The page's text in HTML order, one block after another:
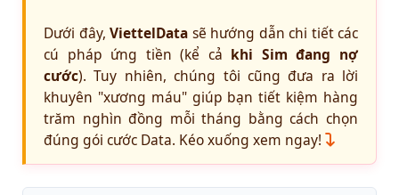
Dưới đây, ViettelData sẽ hướng dẫn chi tiết các
cú pháp ứng tiền (kể cả khi Sim đang nợ
cước). Tuy nhiên, chúng tôi cũng đưa ra lời
khuyên "xương máu" giúp bạn tiết kiệm hàng
trăm nghìn đồng mỗi tháng bằng cách chọn
đúng gói cước Data. Kéo xuống xem ngay!